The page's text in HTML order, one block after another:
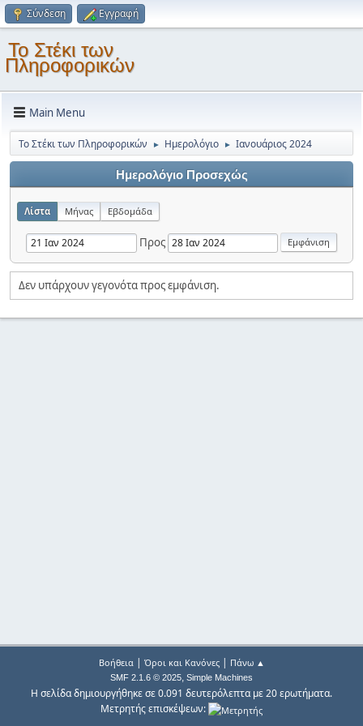
Σύνδεση Εγγραφή
Το Στέκι των
Πληροφορικών
Main Menu
Το Στέκι των Πληροφορικών ► Ημερολόγιο ► Ιανουάριος 2024
Ημερολόγιο Προσεχώς
Λίστα Μήνας Εβδομάδα
Προς
Δεν υπάρχουν γεγονότα προς εμφάνιση.
Βοήθεια| Όροι και Κανόνες| Πάνω ▲
SMF 2.1.6 © 2025, Simple Machines
Η σελίδα δημιουργήθηκε σε 0.091 δευτερόλεπτα με 20 ερωτήματα.
Μετρητής επισκέψεων: